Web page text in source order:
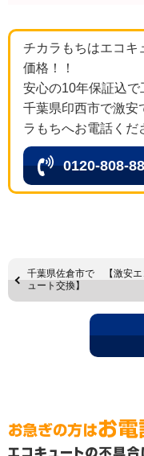
チカラもちはエコキ
価格！！
安心の10年保証込で
千葉県印西市で激安
ラもちへお電話くだ
0120-808-
千葉県佐倉市で 【激安エ
ュート交換】